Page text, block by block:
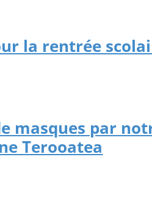
la rentrée
masques par
Terooatea